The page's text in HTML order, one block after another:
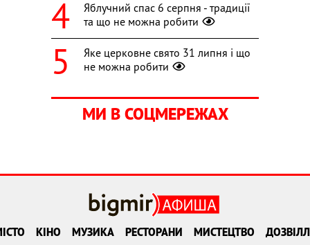
Яблучний спас 6 серпня - традиції
та що не можна робити
Яке церковне свято 31 липня і що
не можна робити
МИ В СОЦМЕРЕЖАХ
КІНО МУЗИКА РЕСТОРАНИ МИСТЕЦТВО